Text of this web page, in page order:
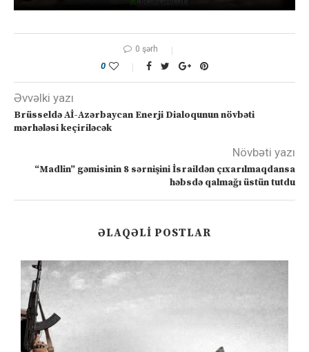
0 şərh
0
Əvvəlki yazı
Brüsseldə Aİ-Azərbaycan Enerji Dialoqunun növbəti
mərhələsi keçiriləcək
Növbəti yazı
“Madlin” gəmisinin 8 sərnişini İsraildən çıxarılmaqdansa
həbsdə qalmağı üstün tutdu
ƏLAQƏLI POSTLAR